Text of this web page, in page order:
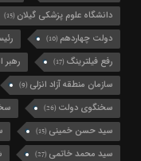
دانشگاه علوم پزشکی گیلان (15)
دولت چهاردهم (10)
رفع فیلترینگ (17) رهبر
سازمان منطقه آزاد انزلی (9)
سخنگوی دولت (26)
سید حسن خمینی (15)
سید محمد خاتمی (27)